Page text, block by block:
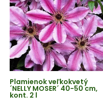
Plamienok veľkokvetý
´NELLY MOSER´ 40-50 cm,
kont. 2 l